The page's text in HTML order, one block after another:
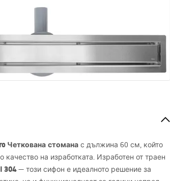
Четкована стомана с дължина 60 см, който
качество на изработката. Изработен от траен
304— този сифон е идеалното решение за